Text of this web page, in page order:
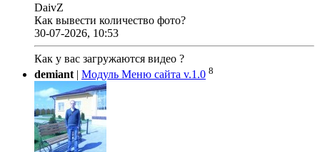
DaivZ
Как вывести количество фото?
30-07-2026, 10:53
Как у вас загружаются видео ?
demiant | Модуль Меню сайта v.1.0 8